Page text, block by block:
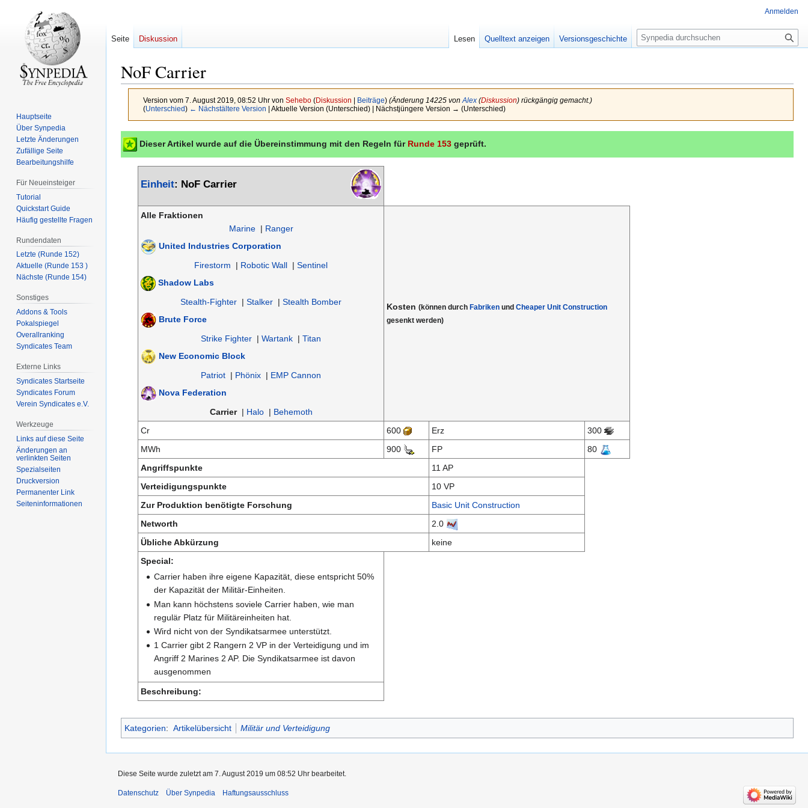
NoF Carrier
Version vom 7. August 2019, 08:52 Uhr von Sehebo (Diskussion Beiträge) (Änderung 14225 von Alex(Diskussion) rückgängig gemacht.)
(Unterschied) ← Nächstältere Version | Aktuelle Version (Unterschied) | Nächstjüngere Version → (Unterschied)
Zur
Navigation
Zur
Suche
Dieser Artikel wurde auf die Übereinstimmung mit den Regeln für Runde 153 geprüft.
Einheit: NoF Carrier
Alle Fraktionen
Marine| Ranger
United Industries Corporation
Firestorm | Robotic Wall | Sentinel
Shadow Labs
Stealth-Fighter | Stalker | Stealth Bomber
Brute Force
Strike Fighter | Wartank | Titan
New Economic Block
Patriot | Phönix | EMP Cannon
Nova Federation
Carrier| Halo| Behemoth
Kosten (können durch Fabriken und Cheaper Unit Construction
gesenkt werden)
Cr 600 Erz
300
MWh
900 FP
80
Angriffspunkte
11 AP
Verteidigungspunkte
10 VP
Zur Produktion benötigte Forschung
Basic Unit Construction
Networth
2.0
Übliche Abkürzung
keine
Special:
Carrier haben ihre eigene Kapazität, diese entspricht 50%
der Kapazität der Militär-Einheiten.
Man kann höchstens soviele Carrier haben, wie man
regulär Platz für Militäreinheiten hat.
Wird nicht von der Syndikatsarmee unterstützt.
1 Carrier gibt 2 Rangern 2 VP in der Verteidigung und im
Angriff 2 Marines 2 AP. Die Syndikatsarmee ist davon
ausgenommen
Beschreibung:
Kategorien: Artikelübersicht Militär und Verteidigung
Anmelden
Seite Diskussion Lesen Quelltext anzeigen Versionsgeschichte
Suche
Hauptseite
Über Synpedia
Letzte Änderungen
Zufällige Seite
Bearbeitungshilfe
Für Neueinsteiger
Tutorial
Quickstart Guide
Häufig gestellte Fragen
Rundendaten
Letzte (Runde 152)
Aktuelle (Runde 153 )
Nächste (Runde 154)
Sonstiges
Addons & Tools
Pokalspiegel
Overallranking
Syndicates Team
Externe Links
Syndicates Startseite
Syndicates Forum
Verein Syndicates e.V.
Werkzeuge
Links auf diese Seite
Änderungen an
verlinkten Seiten
Spezialseiten
Druckversion
Permanenter Link
Seiten­­informationen
Diese Seite wurde zuletzt am 7. August 2019 um 08:52 Uhr bearbeitet.
Datenschutz Über Synpedia Haftungsausschluss